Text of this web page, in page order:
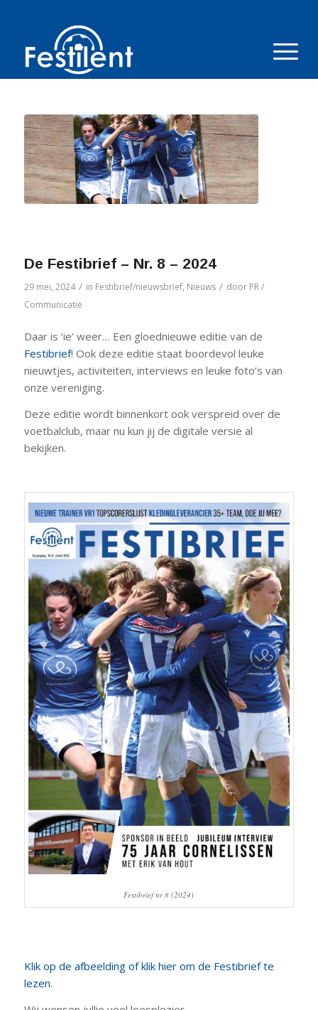
De Festibrief – Nr. 8 – 2024
29 mei, 2024 / in Festibrief/nieuwsbrief, Nieuws / door PR /
Communicatie
Daar is ‘ie’ weer… Een gloednieuwe editie van de
Festibrief! Ook deze editie staat boordevol leuke
nieuwtjes, activiteiten, interviews en leuke foto’s van
onze vereniging.
Deze editie wordt binnenkort ook verspreid over de
voetbalclub, maar nu kun jij de digitale versie al
bekijken.
Festibrief nr 8 (2024)
Klik op de afbeelding of klik hier om de Festibrief te
lezen.